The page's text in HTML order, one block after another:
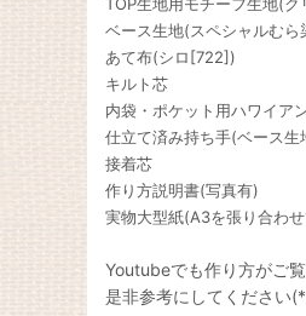
ベース生地(スペシャルむ
あて布(シロ[722])
キルト芯
内袋・ポケット用ハワイア
仕立て済み持ち手(ベース生
接着芯
作り方説明書(写真有)
実物大型紙(A3を張り合わ
Youtubeでも作り方がご覧
是非参考にしてください